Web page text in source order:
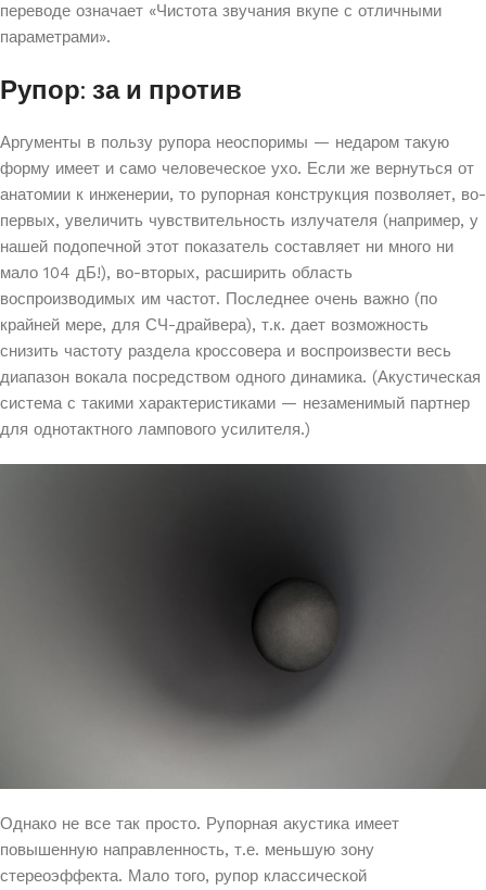
переводе означает «Чистота звучания вкупе с отличными
параметрами».
Рупор: за и против
Аргументы в пользу рупора неоспоримы — недаром такую
форму имеет и само человеческое ухо. Если же вернуться от
анатомии к инженерии, то рупорная конструкция позволяет, во-
первых, увеличить чувствительность излучателя (например, у
нашей подопечной этот показатель составляет ни много ни
мало 104 дБ!), во-вторых, расширить область
воспроизводимых им частот. Последнее очень важно (по
крайней мере, для СЧ-драйвера), т.к. дает возможность
снизить частоту раздела кроссовера и воспроизвести весь
диапазон вокала посредством одного динамика. (Акустическая
система с такими характеристиками — незаменимый партнер
для однотактного лампового усилителя.)
Однако не все так просто. Рупорная акустика имеет
повышенную направленность, т.е. меньшую зону
стереоэффекта. Мало того, рупор классической